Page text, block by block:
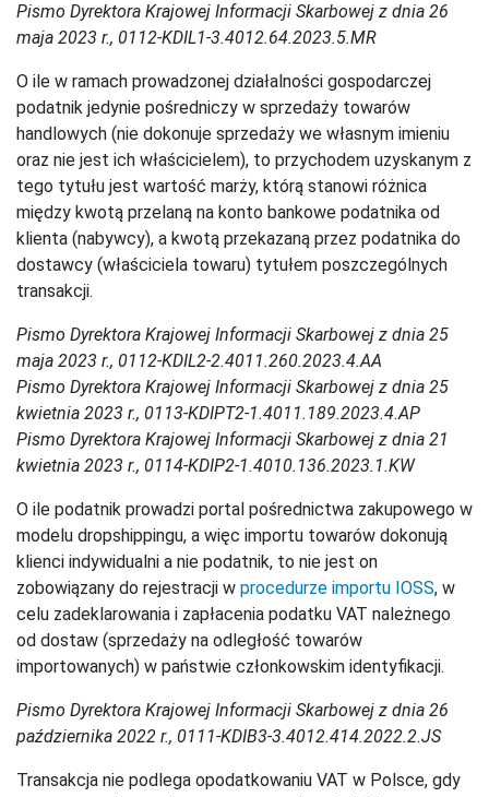
Pismo Dyrektora Krajowej Informacji Skarbowej z dnia 26
maja 2023 r., 0112-KDIL1-3.4012.64.2023.5.MR
O ile w ramach prowadzonej działalności gospodarczej
podatnik jedynie pośredniczy w sprzedaży towarów
handlowych (nie dokonuje sprzedaży we własnym imieniu
oraz nie jest ich właścicielem), to przychodem uzyskanym z
tego tytułu jest wartość marży, którą stanowi różnica
między kwotą przelaną na konto bankowe podatnika od
klienta (nabywcy), a kwotą przekazaną przez podatnika do
dostawcy (właściciela towaru) tytułem poszczególnych
transakcji.
Pismo Dyrektora Krajowej Informacji Skarbowej z dnia 25
maja 2023 r., 0112-KDIL2-2.4011.260.2023.4.AA
Pismo Dyrektora Krajowej Informacji Skarbowej z dnia 25
kwietnia 2023 r., 0113-KDIPT2-1.4011.189.2023.4.AP
Pismo Dyrektora Krajowej Informacji Skarbowej z dnia 21
kwietnia 2023 r., 0114-KDIP2-1.4010.136.2023.1.KW
O ile podatnik prowadzi portal pośrednictwa zakupowego w
modelu dropshippingu, a więc importu towarów dokonują
klienci indywidualni a nie podatnik, to nie jest on
zobowiązany do rejestracji w procedurze importu IOSS, w
celu zadeklarowania i zapłacenia podatku VAT należnego
od dostaw (sprzedaży na odległość towarów
importowanych) w państwie członkowskim identyfikacji.
Pismo Dyrektora Krajowej Informacji Skarbowej z dnia 26
października 2022 r., 0111-KDIB3-3.4012.414.2022.2.JS
Transakcja nie podlega opodatkowaniu VAT w Polsce, gdy